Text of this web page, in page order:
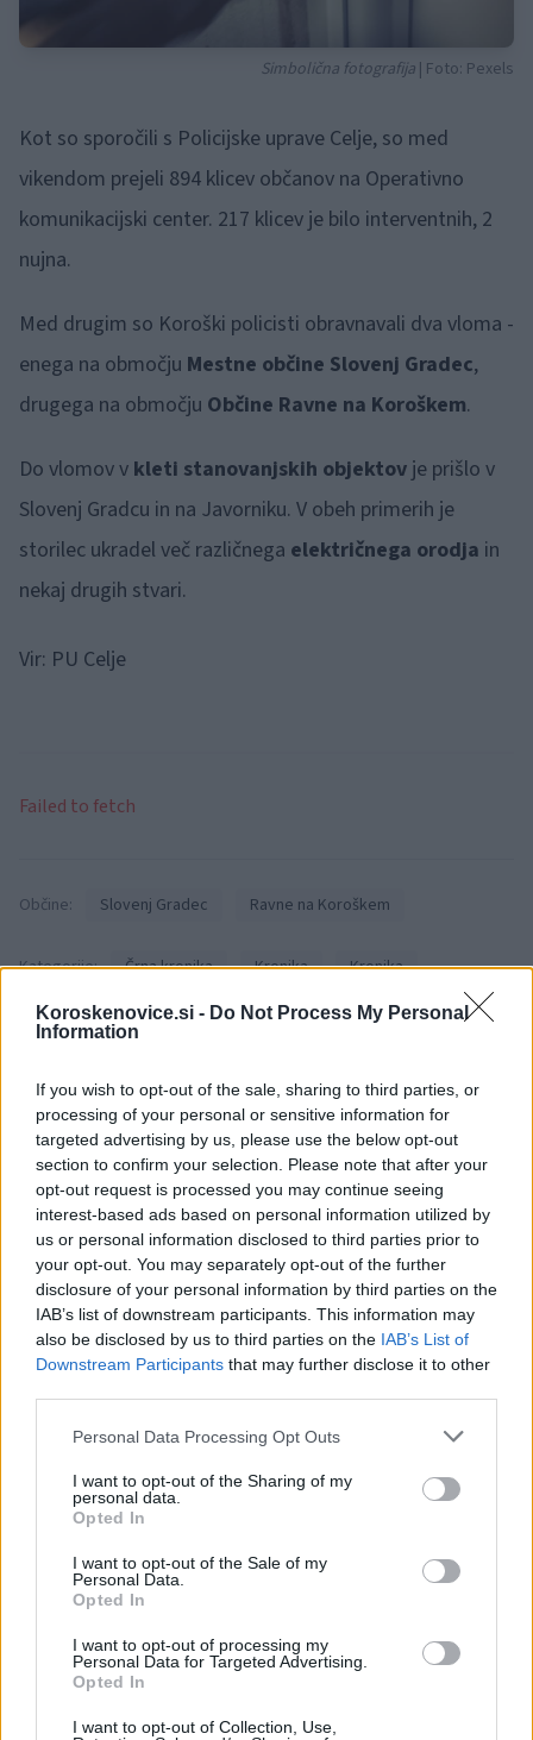
Koroskenovice.si - Do Not Process My Personal
Information
If you wish to opt-out of the sale, sharing to third parties, or
processing of your personal or sensitive information for
targeted advertising by us, please use the below opt-out
section to confirm your selection. Please note that after your
opt-out request is processed you may continue seeing
interest-based ads based on personal information utilized by
us or personal information disclosed to third parties prior to
your opt-out. You may separately opt-out of the further
disclosure of your personal information by third parties on the
IAB’s list of downstream participants. This information may
also be disclosed by us to third parties on the IAB’s List of
Downstream Participants that may further disclose it to other
Please note that this website/app uses one or more Google
not limited to your visit or usage behaviour. You may click to
grant or deny consent to Google and its third-party tags to
use your data for below specified purposes in below Google
consent section.
Personal Data Processing Opt Outs
I want to opt-out of the Sharing of my
personal data.
Opted In
I want to opt-out of the Sale of my
Personal Data.
Opted In
I want to opt-out of processing my
Personal Data for Targeted Advertising.
Opted In
I want to opt-out of Collection, Use,
Simbolična fotografija | Foto: Pexels
Kot so sporočili s Policijske uprave Celje, so med
vikendom prejeli 894 klicev občanov na Operativno
komunikacijski center. 217 klicev je bilo interventnih, 2
nujna.
Med drugim so Koroški policisti obravnavali dva vloma -
enega na območju Mestne občine Slovenj Gradec,
drugega na območju Občine Ravne na Koroškem.
Do vlomov v kleti stanovanjskih objektov je prišlo v
Slovenj Gradcu in na Javorniku. V obeh primerih je
storilec ukradel več različnega električnega orodja in
nekaj drugih stvari.
Vir: PU Celje
Failed to fetch
Občine: Slovenj Gradec Ravne na Koroškem
Kategorije: Črna kronika Kronika Kronika
Ključne besede:
klet
Več iz kraja Slovenj Gradec
brezplačna opera pod
zazvenel Ljubezenski napoj
Na Koroško prihaja
avtomobilski spektakel:
progah in atraktivni Car Meet
Koncert skupine Delta Riff na
Festivalu SHOTS prestavljen na
Avgust v Kinu Kulturnega doma
Slovenj Gradec: Filmske
Več iz kategorije Črna kronika